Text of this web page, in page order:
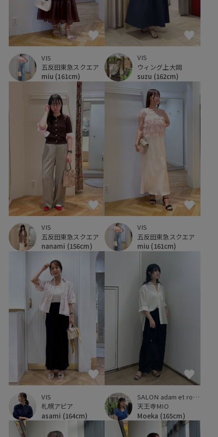
VIS
五反田東急スクエア
miu (161cm)
VIS
ウィング上大岡
suzu (162cm)
VIS
五反田東急スクエア
nanami (156cm)
VIS
五反田東急スクエア
miu (161cm)
VIS
札幌アピア
asami (164cm)
SALON adam et ropé
天王寺MIO
Moeka (165cm)